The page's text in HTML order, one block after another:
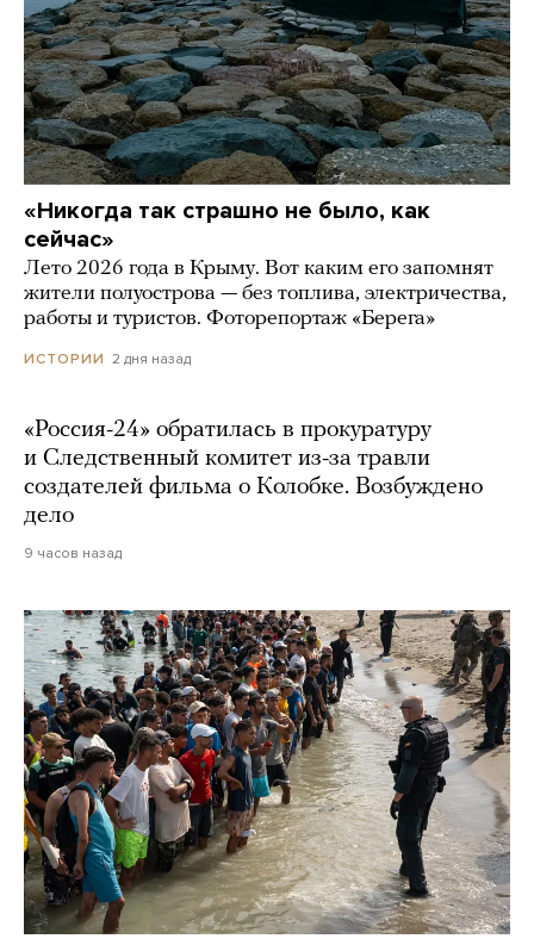
«Никогда так страшно не было, как
сейчас»
Лето 2026 года в Крыму. Вот каким его запомнят
жители полуострова — без топлива, электричества,
работы и туристов. Фоторепортаж «Берега»
ИСТОРИИ 2 дня назад
«Россия-24» обратилась в прокуратуру
и Следственный комитет из-за травли
создателей фильма о Колобке. Возбуждено
дело
9 часов назад